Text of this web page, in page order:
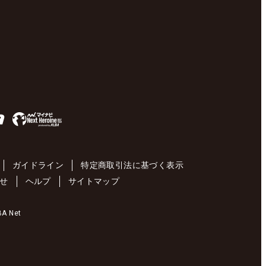
ガイドライン
特定商取引法に基づく表示
ヘルプ サイトマップ
Net